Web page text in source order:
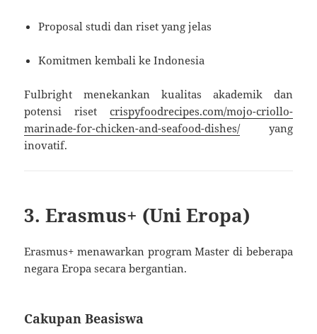
Proposal studi dan riset yang jelas
Komitmen kembali ke Indonesia
Fulbright menekankan kualitas akademik dan
potensi riset crispyfoodrecipes.com/mojo-criollo-
marinade-for-chicken-and-seafood-dishes/yang
inovatif.
3. Erasmus+ (Uni Eropa)
Erasmus+ menawarkan program Master di beberapa
negara Eropa secara bergantian.
Cakupan Beasiswa